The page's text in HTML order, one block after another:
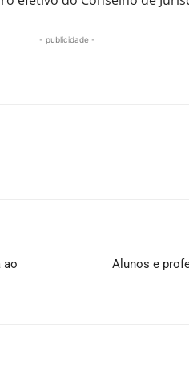
- publicidade -
ao
Alunos e